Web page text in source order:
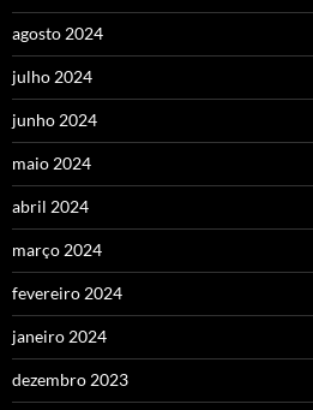
agosto 2024
julho 2024
junho 2024
maio 2024
abril 2024
março 2024
fevereiro 2024
janeiro 2024
dezembro 2023